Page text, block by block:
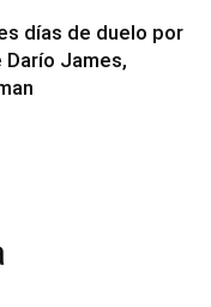
días de duelo por
James,